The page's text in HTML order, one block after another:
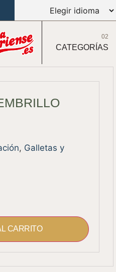
02
CATEGORÍAS
, Galletas y
CARRITO